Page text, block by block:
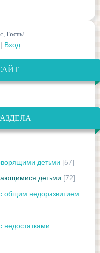
, Гость!
| Вход
детьми [57]
детьми [72]
общим недоразвитием
недостатками